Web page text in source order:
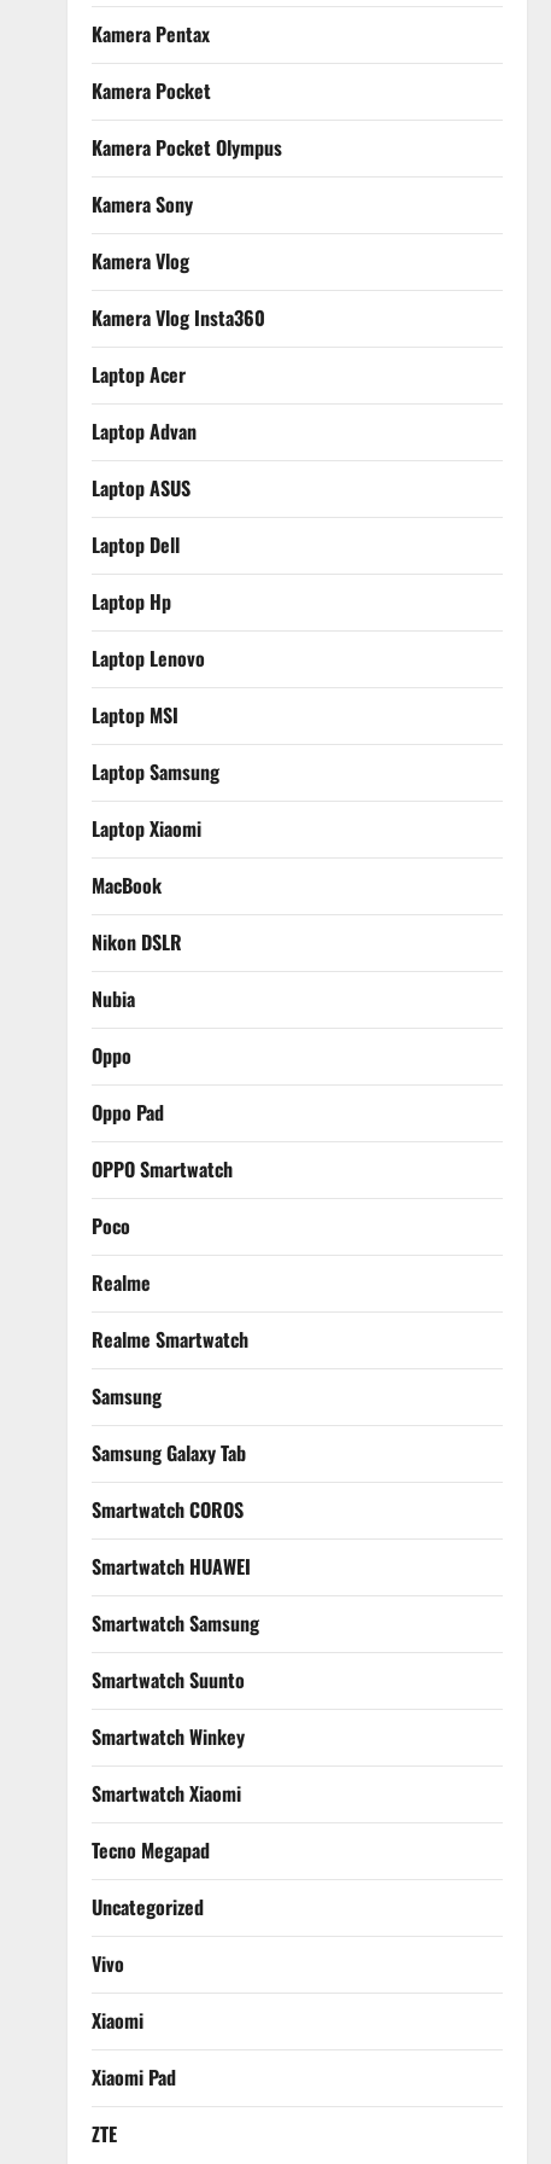
Kamera Pentax
Kamera Pocket
Kamera Pocket Olympus
Kamera Sony
Kamera Vlog
Kamera Vlog Insta360
Laptop Acer
Laptop Advan
Laptop ASUS
Laptop Dell
Laptop Hp
Laptop Lenovo
Laptop MSI
Laptop Samsung
Laptop Xiaomi
MacBook
Nikon DSLR
Nubia
Oppo
Oppo Pad
OPPO Smartwatch
Poco
Realme
Realme Smartwatch
Samsung
Samsung Galaxy Tab
Smartwatch COROS
Smartwatch HUAWEI
Smartwatch Samsung
Smartwatch Suunto
Smartwatch Winkey
Smartwatch Xiaomi
Tecno Megapad
Uncategorized
Vivo
Xiaomi
Xiaomi Pad
ZTE